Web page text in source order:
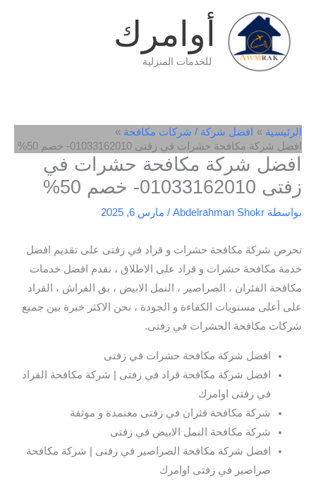
المحتوى
أوامرك
للخدمات المنزلية
الرئيسية
افضل شركة / شركات مكافحة
افضل شركة مكافحة حشرات في زفتى 01033162010- خصم 50%
افضل شركة مكافحة حشرات في
زفتى 01033162010- خصم 50%
بواسطة Abdelrahman Shokr
/ مارس 6, 2025
تحرص شركة مكافحة حشرات و قراد في زفتى على تقديم افضل
خدمة مكافحة حشرات و قراد على الاطلاق ، نقدم افضل خدمات
مكافحة الفئران ، الصراصير ، النمل الابيض ، بق الفراش ، القراد
على أعلى مستويات الكفاءة و الجودة ، نحن الاكثر خبرة بين جميع
شركات مكافحة الحشرات في زفتى.
افضل شركة مكافحة حشرات في زفتى
افضل شركة مكافحة قراد في زفتى | شركة مكافحة القراد
في زفتى اوامرك
شركة مكافحة فئران في زفتى معتمدة و موثقة
شركة مكافحة النمل الابيض في زفتى
افضل شركة مكافحة الصراصير في زفتى | شركة مكافحة
صراصير في زفتى اوامرك